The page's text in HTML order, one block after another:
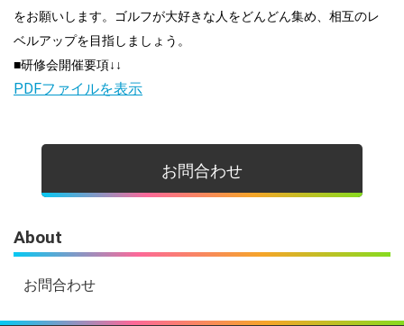
をお願いします。ゴルフが大好きな人をどんどん集め、相互のレ
ベルアップを目指しましょう。
■研修会開催要項↓↓
PDFファイルを表示
お問合わせ
About
お問合わせ